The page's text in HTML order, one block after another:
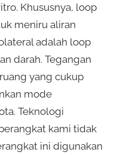
Khususnya, loop
meniru aliran
adalah loop
darah. Tegangan
yang cukup
mode
Teknologi
kami tidak
ini digunakan